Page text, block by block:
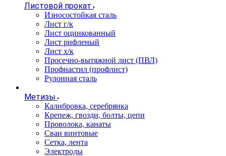
Листовой прокат
Износостойкая сталь
Лист г/к
Лист оцинкованный
Лист рифленый
Лист х/к
Просечно-вытяжной лист (ПВЛ)
Профнастил (профлист)
Рулонная сталь
Метизы
Калибровка, серебрянка
Крепеж, гвозди, болты, цепи
Проволока, канаты
Сваи винтовые
Сетка, лента
Электроды